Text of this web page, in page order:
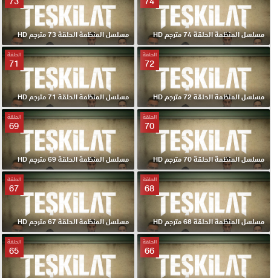
مسلسل المنظمة الحلقة 74 مترجم HD مسلسل المنظمة الحلقة 73 مترجم HD
الحلقة
72
مسلسل المنظمة الحلقة 72 مترجم HD
الحلقة
71
مسلسل المنظمة الحلقة 71 مترجم HD
الحلقة
70
مسلسل المنظمة الحلقة 70 مترجم HD
الحلقة
69
مسلسل المنظمة الحلقة 69 مترجم HD
الحلقة
68
مسلسل المنظمة الحلقة 68 مترجم HD
الحلقة
67
مسلسل المنظمة الحلقة 67 مترجم HD
الحلقة
66
الحلقة
65